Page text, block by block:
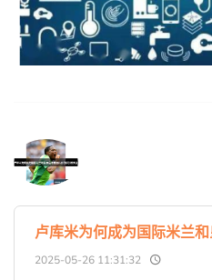
卢库米为何成为国际米兰
2025-05-26 11:31:32